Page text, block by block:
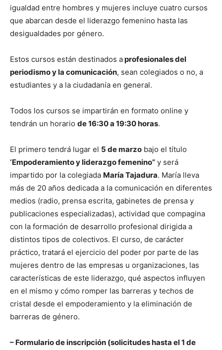
igualdad entre hombres y mujeres incluye cuatro cursos
que abarcan desde el liderazgo femenino hasta las
desigualdades por género.
Estos cursos están destinados aprofesionales del
periodismo y la comunicación, sean colegiados o no, a
estudiantes y a la ciudadanía en general.
Todos los cursos se impartirán en formato online y
tendrán un horario de 16:30 a 19:30 horas.
El primero tendrá lugar el 5 de marzo bajo el título
‘Empoderamiento y liderazgo femenino” y será
impartido por la colegiada María Tajadura. María lleva
más de 20 años dedicada a la comunicación en diferentes
medios (radio, prensa escrita, gabinetes de prensa y
publicaciones especializadas), actividad que compagina
con la formación de desarrollo profesional dirigida a
distintos tipos de colectivos. El curso, de carácter
práctico, tratará el ejercicio del poder por parte de las
mujeres dentro de las empresas u organizaciones, las
características de este liderazgo, qué aspectos influyen
en el mismo y cómo romper las barreras y techos de
cristal desde el empoderamiento y la eliminación de
barreras de género.
– Formulario de inscripción (solicitudes hasta el 1 de